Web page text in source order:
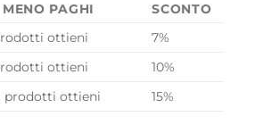
PAGHI
SCONTO
ottieni
7%
ottieni
10%
prodotti ottieni
15%